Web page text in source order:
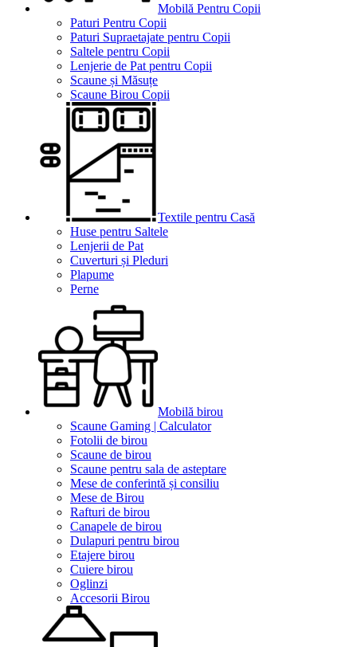
Mobilă Pentru Copii
Paturi Pentru Copii
Paturi Supraetajate pentru Copii
Saltele pentru Copii
Lenjerie de Pat pentru Copii
Scaune și Măsuțe
Scaune Birou Copii
Textile pentru Casă
Huse pentru Saltele
Lenjerii de Pat
Cuverturi și Pleduri
Plapume
Perne
Mobilă birou
Scaune Gaming | Calculator
Fotolii de birou
Scaune de birou
Scaune pentru sala de asteptare
Mese de conferintă și consiliu
Mese de Birou
Rafturi de birou
Canapele de birou
Dulapuri pentru birou
Etajere birou
Cuiere birou
Oglinzi
Accesorii Birou